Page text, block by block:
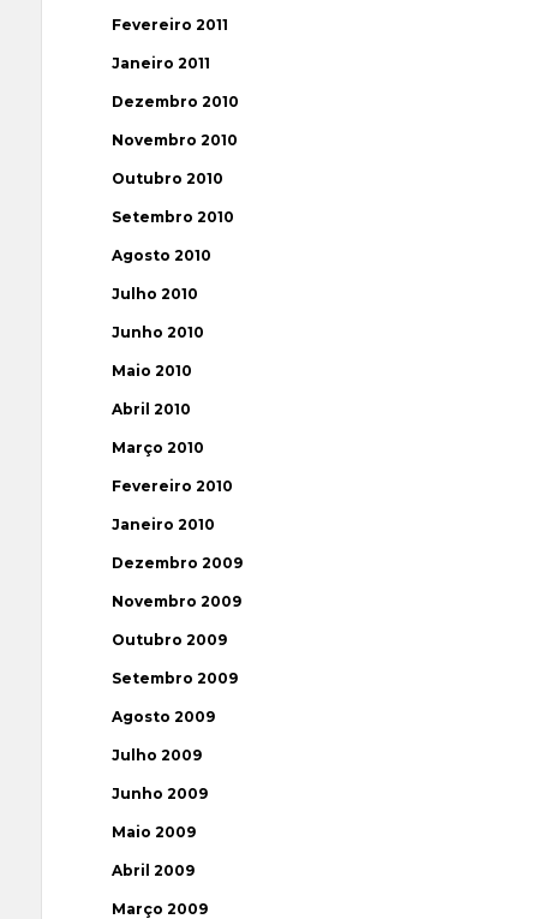
Fevereiro 2011
Janeiro 2011
Dezembro 2010
Novembro 2010
Outubro 2010
Setembro 2010
Agosto 2010
Julho 2010
Junho 2010
Maio 2010
Abril 2010
Março 2010
Fevereiro 2010
Janeiro 2010
Dezembro 2009
Novembro 2009
Outubro 2009
Setembro 2009
Agosto 2009
Julho 2009
Junho 2009
Maio 2009
Abril 2009
Março 2009